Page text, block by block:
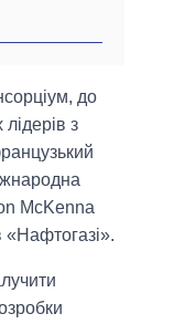
до
з
McKenna